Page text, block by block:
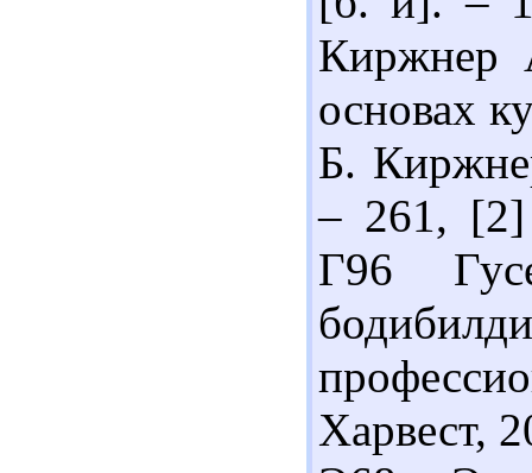
Киржнер
основах
Б.
– 261,
Г96
Харвест,